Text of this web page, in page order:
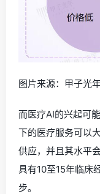
图片来源：甲子光
而医疗AI的兴起可
下的医疗服务可以
供应，并且其水平
具有10至15年临床
步。